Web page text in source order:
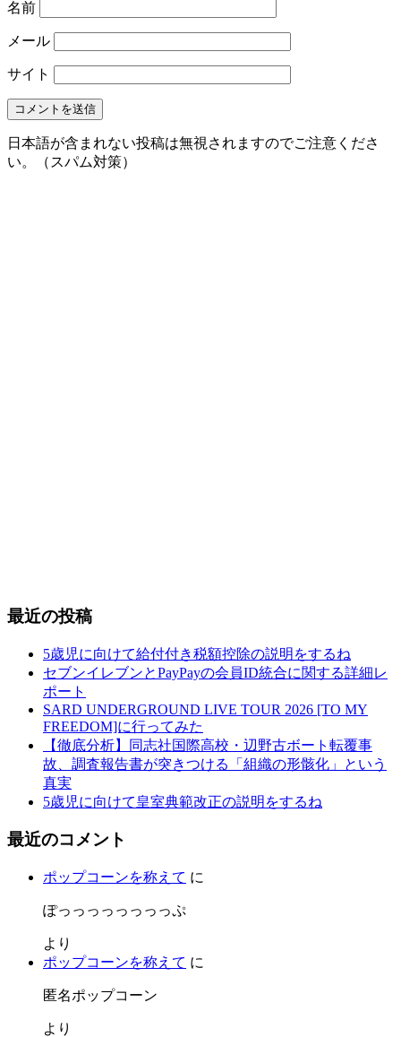
名前
メール
サイト
日本語が含まれない投稿は無視されますのでご注意くださ
い。（スパム対策）
最近の投稿
5歳児に向けて給付付き税額控除の説明をするね
セブンイレブンとPayPayの会員ID統合に関する詳細レ
ポート
SARD UNDERGROUND LIVE TOUR 2026 [TO MY
FREEDOM]に行ってみた
【徹底分析】同志社国際高校・辺野古ボート転覆事
故、調査報告書が突きつける「組織の形骸化」という
真実
5歳児に向けて皇室典範改正の説明をするね
最近のコメント
ポップコーンを称えて に
ぽっっっっっっっっぷ
より
ポップコーンを称えて に
匿名ポップコーン
より